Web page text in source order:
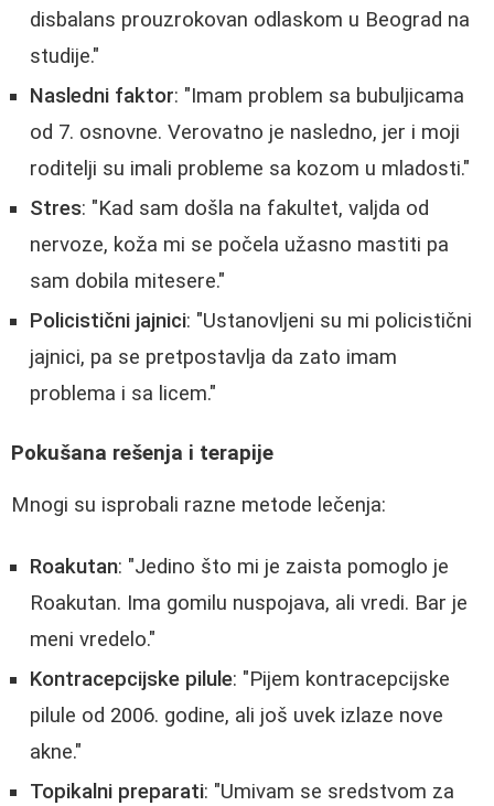
disbalans prouzrokovan odlaskom u Beograd na
studije."
Nasledni faktor: "Imam problem sa bubuljicama
od 7. osnovne. Verovatno je nasledno, jer i moji
roditelji su imali probleme sa kozom u mladosti."
Stres: "Kad sam došla na fakultet, valjda od
nervoze, koža mi se počela užasno mastiti pa
sam dobila mitesere."
Policistični jajnici: "Ustanovljeni su mi policistični
jajnici, pa se pretpostavlja da zato imam
problema i sa licem."
Pokušana rešenja i terapije
Mnogi su isprobali razne metode lečenja:
Roakutan: "Jedino što mi je zaista pomoglo je
Roakutan. Ima gomilu nuspojava, ali vredi. Bar je
meni vredelo."
Kontracepcijske pilule: "Pijem kontracepcijske
pilule od 2006. godine, ali još uvek izlaze nove
akne."
Topikalni preparati: "Umivam se sredstvom za